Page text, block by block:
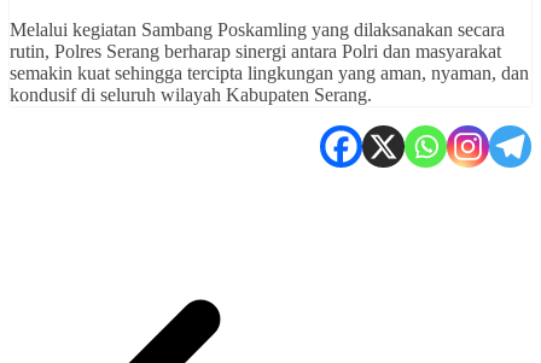
Melalui kegiatan Sambang Poskamling yang dilaksanakan secara
rutin, Polres Serang berharap sinergi antara Polri dan masyarakat
semakin kuat sehingga tercipta lingkungan yang aman, nyaman, dan
kondusif di seluruh wilayah Kabupaten Serang.